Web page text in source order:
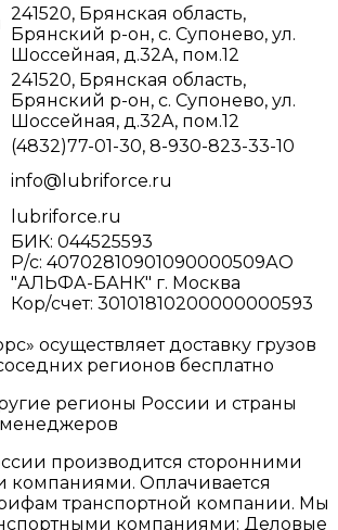
241520, Брянская область,
Брянский р-он, с. Супонево, ул.
Шоссейная, д.32А, пом.12
241520, Брянская область,
Брянский р-он, с. Супонево, ул.
Шоссейная, д.32А, пом.12
(4832)77-01-30, 8-930-823-33-10
info@lubriforce.ru
lubriforce.ru
БИК: 044525593
Р/с: 40702810901090000509АО
"АЛЬФА-БАНК" г. Москва
Кор/счет: 30101810200000000593
осуществляет доставку грузов
регионов бесплатно
регионы России и страны
менеджеров
производится сторонними
компаниями. Оплачивается
транспортной компании. Мы
компаниями: Деловые